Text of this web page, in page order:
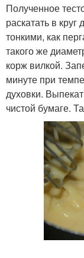
Полученное
раскатать в
тонкими, как
такого же
корж вилкой.
минуте при
духовки.
чистой бумаге.